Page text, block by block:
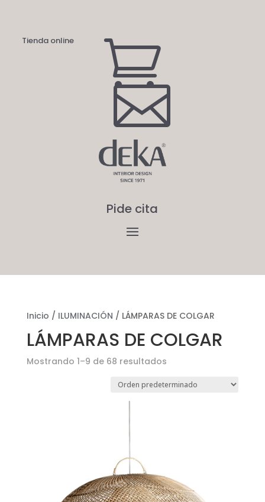
Tienda online 

Pide cita
Inicio / ILUMINACIÓN / LÁMPARAS DE COLGAR
LÁMPARAS DE COLGAR
Mostrando 1–9 de 68 resultados